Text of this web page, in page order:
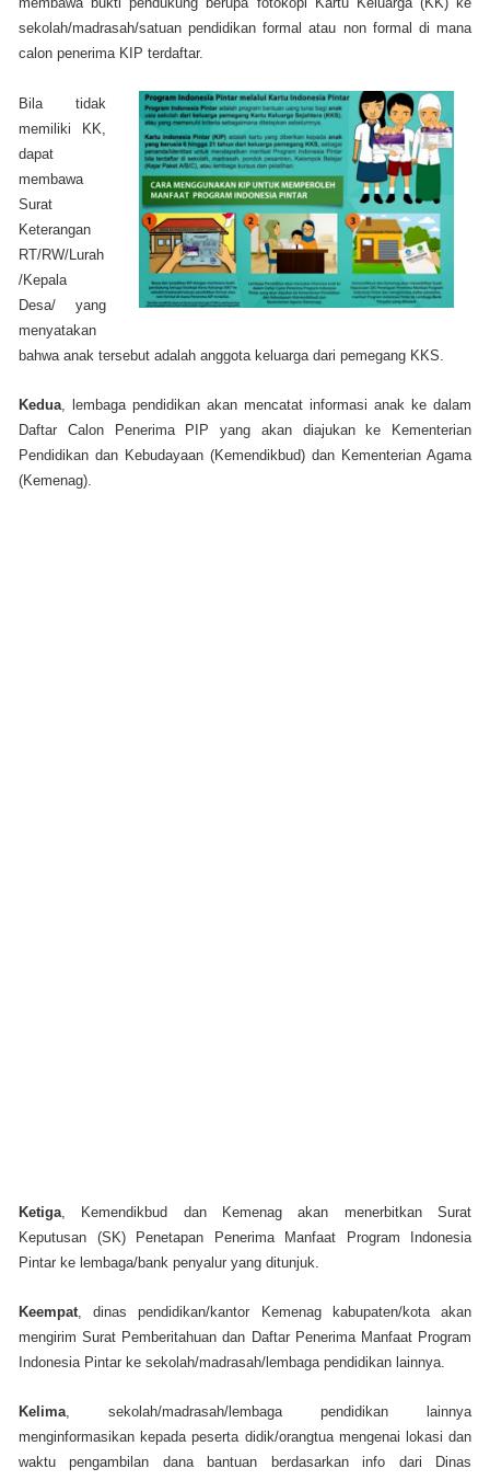
sekolah/madrasah/satuan pendidikan formal atau non formal di mana
calon penerima KIP terdaftar.
Bila tidak
memiliki KK,
dapat
membawa
Surat
Keterangan
RT/RW/Lurah
/Kepala
Desa/ yang
menyatakan
bahwa anak tersebut adalah anggota keluarga dari pemegang KKS.
Kedua , lembaga pendidikan akan mencatat informasi anak ke dalam
Daftar Calon Penerima PIP yang akan diajukan ke Kementerian
Pendidikan dan Kebudayaan (Kemendikbud) dan Kementerian Agama
(Kemenag).
Ketiga , Kemendikbud dan Kemenag akan menerbitkan Surat
Keputusan (SK) Penetapan Penerima Manfaat Program Indonesia
Pintar ke lembaga/bank penyalur yang ditunjuk.
Keempat , dinas pendidikan/kantor Kemenag kabupaten/kota akan
mengirim Surat Pemberitahuan dan Daftar Penerima Manfaat Program
Indonesia Pintar ke sekolah/madrasah/lembaga pendidikan lainnya.
Kelima , sekolah/madrasah/lembaga pendidikan lainnya
menginformasikan kepada peserta didik/orangtua mengenai lokasi dan
waktu pengambilan dana bantuan berdasarkan info dari Dinas